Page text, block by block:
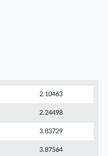
2.10463
2.24498
3.83729
3.87564